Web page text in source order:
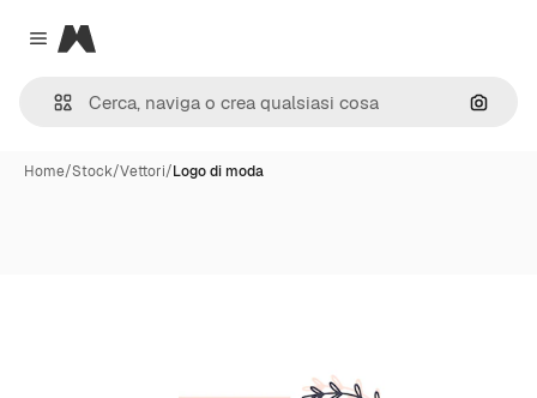
Close menu
Magnific
Cerca
Home/Stock/Vettori/Logo di moda